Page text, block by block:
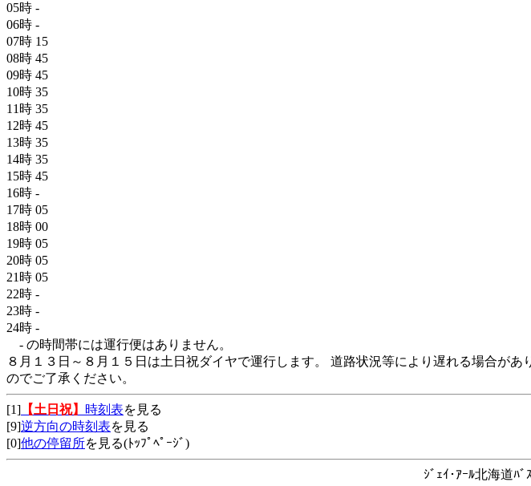
05時 -
06時 -
07時 15
08時 45
09時 45
10時 35
11時 35
12時 45
13時 35
14時 35
15時 45
16時 -
17時 05
18時 00
19時 05
20時 05
21時 05
22時 -
23時 -
24時 -
- の時間帯には運行便はありません。
８月１３日～８月１５日は土日祝ダイヤで運行します。 道路状況等により遅れる場合が
のでご了承ください。
[1] 【土日祝】 時刻表を見る
[9]逆方向の時刻表を見る
[0]他の停留所を見る(ﾄｯﾌﾟﾍﾟｰｼﾞ)
ｼﾞｪｲ･ｱｰﾙ北海道ﾊ